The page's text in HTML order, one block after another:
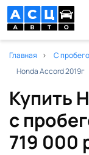
Главная С
Honda Accord 2019г
Купить
с
719 000